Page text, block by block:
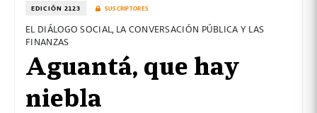
EDICIÓN 2123 SUSCRIPTORES
EL DIÁLOGO SOCIAL, LA CONVERSACIÓN PÚBLICA Y LAS
FINANZAS
Aguantá, que hay
niebla